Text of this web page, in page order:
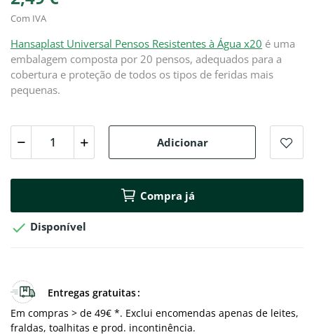
Com IVA
Hansaplast Universal Pensos Resistentes à Água x20 é uma
embalagem composta por 20 pensos, adequados para a
cobertura e proteção de todos os tipos de feridas mais
pequenas.
Adicionar
Compra já
 Disponível
Entregas gratuitas
Em compras > de 49€ *. Exclui encomendas apenas de leites,
fraldas, toalhitas e prod. incontinência.